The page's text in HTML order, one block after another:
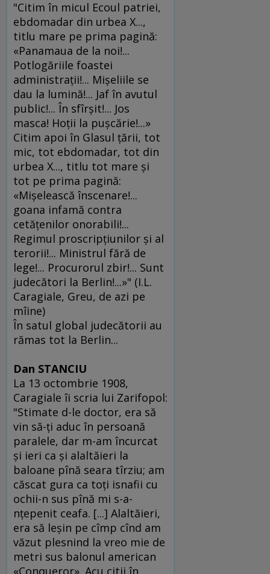
"Citim în micul Ecoul patriei,
ebdomadar din urbea X...,
titlu mare pe prima pagină:
«Panamaua de la noi!...
Potlogăriile foastei
administraţii!... Mişeliile se
dau la lumină!... Jaf în avutul
public!... În sfîrşit!... Jos
masca! Hoţii la puşcărie!...»
Citim apoi în Glasul ţării, tot
mic, tot ebdomadar, tot din
urbea X..., titlu tot mare şi
tot pe prima pagină:
«Mişelească înscenare!...
goana infamă contra
cetăţenilor onorabili!...
Regimul proscripţiunilor şi al
terorii!... Ministrul fără de
lege!... Procurorul zbir!... Sunt
judecători la Berlin!...»" (I.L.
Caragiale, Greu, de azi pe
mîine)
În satul global judecătorii au
rămas tot la Berlin...
Dan STANCIU
La 13 octombrie 1908,
Caragiale îi scria lui Zarifopol:
"Stimate d-le doctor, era să
vin să-ţi aduc în persoană
paralele, dar m-am încurcat
şi ieri ca şi alaltăieri la
baloane pînă seara tîrziu; am
căscat gura ca toţi isnafii cu
ochii-n sus pînă mi s-a-
nţepenit ceafa. [...] Alaltăieri,
era să leşin pe cîmp cînd am
văzut plesnind la vreo mie de
metri sus balonul american